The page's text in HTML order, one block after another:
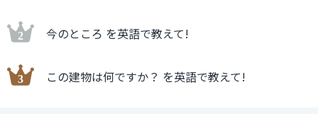
今のところ を英語で教えて!
この建物は何ですか？ を英語で教えて!